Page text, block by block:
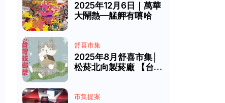
2025年12月6日｜萬華
大鬧熱—艋舺有嘻哈
舒喜市集
2025年8月舒喜市集│
松菸北向製菸廠 【台灣
市集提案